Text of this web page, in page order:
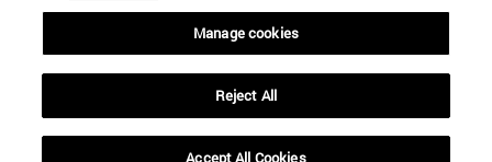
Manage cookies
Reject All
Accept All Cookies